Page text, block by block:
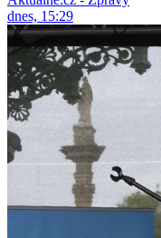
dnes, 15:29